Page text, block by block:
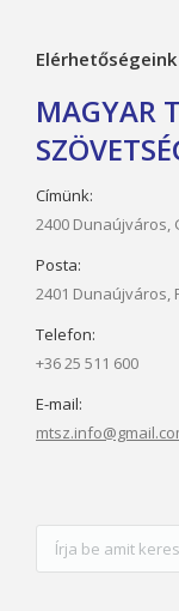
Elérhetőségeink
MAGYAR
Címünk:
2400 Dunaújváros,
Posta:
2401 Dunaújváros,
Telefon:
+36 25 511 600
E-mail: